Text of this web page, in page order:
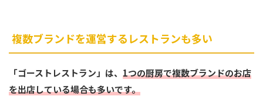
複数ブランドを運営するレストランも多い
「ゴーストレストラン」は、 1つの厨房で複数ブランドのお店
を出店している場合も多いです。